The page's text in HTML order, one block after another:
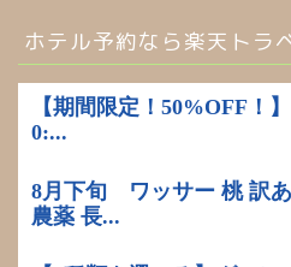
ホテル予約なら楽天トラ